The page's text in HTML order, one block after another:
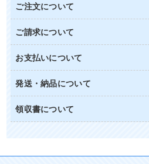
ご注文について
ご請求について
お支払いについて
発送・納品について
領収書について